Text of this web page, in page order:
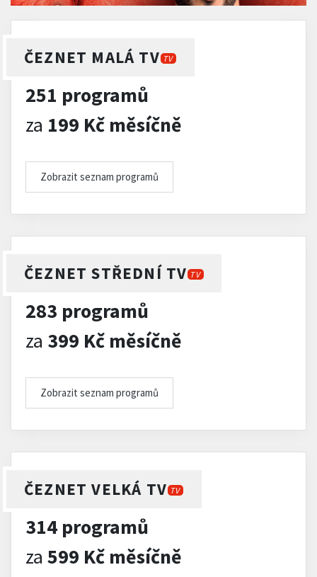
ČEZNET MALÁ TV TV
251 programů
za 199 Kč měsíčně
Zobrazit seznam programů
ČEZNET STŘEDNÍ TV TV
283 programů
za 399 Kč měsíčně
Zobrazit seznam programů
ČEZNET VELKÁ TV TV
314 programů
za 599 Kč měsíčně